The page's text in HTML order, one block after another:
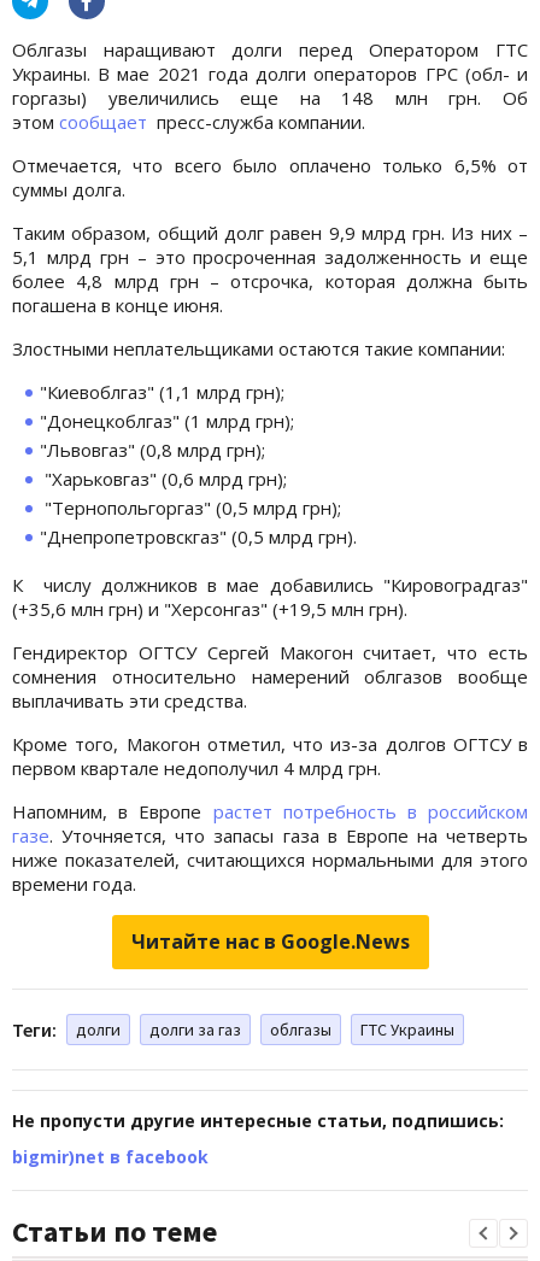
Облгазы наращивают долги перед Оператором ГТС
Украины. В мае 2021 года долги операторов ГРС (обл- и
горгазы) увеличились еще на 148 млн грн. Об
этом сообщает пресс-служба компании.
Отмечается, что всего было оплачено только 6,5% от
суммы долга.
Таким образом, общий долг равен 9,9 млрд грн. Из них –
5,1 млрд грн – это просроченная задолженность и еще
более 4,8 млрд грн – отсрочка, которая должна быть
погашена в конце июня.
Злостными неплательщиками остаются такие компании:
"Киевоблгаз" (1,1 млрд грн);
"Донецкоблгаз" (1 млрд грн);
"Львовгаз" (0,8 млрд грн);
"Харьковгаз" (0,6 млрд грн);
"Тернопольгоргаз" (0,5 млрд грн);
"Днепропетровскгаз" (0,5 млрд грн).
К числу должников в мае добавились "Кировоградгаз"
(+35,6 млн грн) и "Херсонгаз" (+19,5 млн грн).
Гендиректор ОГТСУ Сергей Макогон считает, что есть
сомнения относительно намерений облгазов вообще
выплачивать эти средства.
Кроме того, Макогон отметил, что из-за долгов ОГТСУ в
первом квартале недополучил 4 млрд грн.
Напомним, в Европе растет потребность в российском
газе. Уточняется, что запасы газа в Европе на четверть
ниже показателей, считающихся нормальными для этого
времени года.
Читайте нас в Google.News
Теги: долги долги за газ облгазы ГТС Украины
Не пропусти другие интересные статьи, подпишись:
bigmir)net в facebook
Статьи по теме